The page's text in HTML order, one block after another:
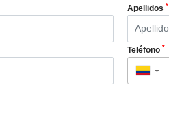
Apellidos *
Teléfono *
▼